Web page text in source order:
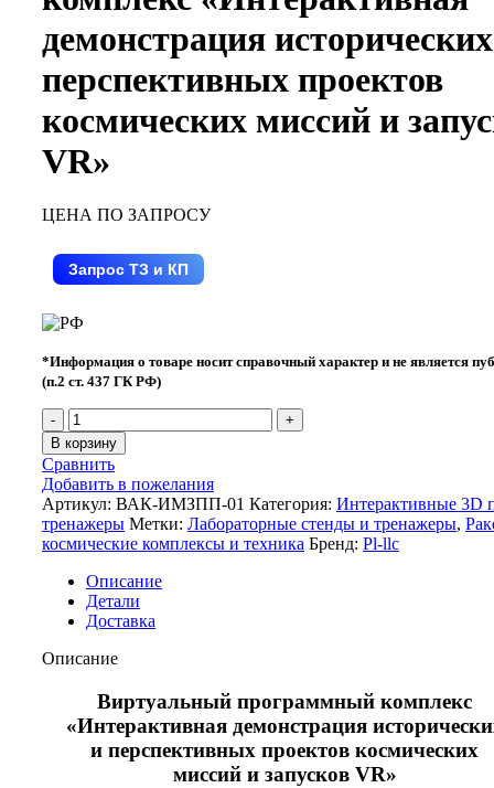
демонстрация
перспективных проектов
космических миссий и
VR»
ЦЕНА ПО ЗАПРОСУ
Запрос ТЗ и КП
*Информация о товаре носит справочный характер и не является
(п.2 ст. 437 ГК РФ)
В корзину
Сравнить
Добавить в пожелания
Артикул: ВАК-ИМЗПП-01 Категория: Интерактивные 3D
тренажеры Метки: Лабораторные стенды и тренажеры,
космические комплексы и техника Бренд: Pl-llc
Описание
Детали
Доставка
Описание
Виртуальный программный комплекс
«Интерактивная демонстрация
и перспективных проектов космических
миссий и запусков VR»